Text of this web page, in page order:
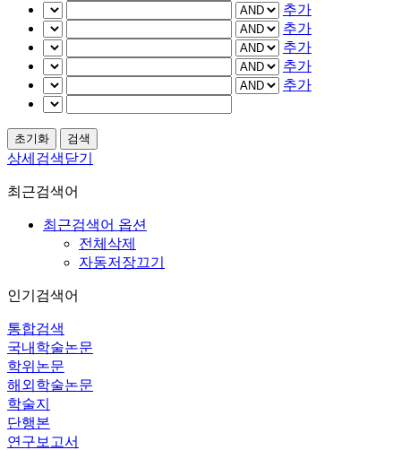
추가
추가
추가
추가
추가
상세검색닫기
최근검색어
최근검색어 옵션
전체삭제
자동저장끄기
인기검색어
통합검색
국내학술논문
학위논문
해외학술논문
학술지
단행본
연구보고서